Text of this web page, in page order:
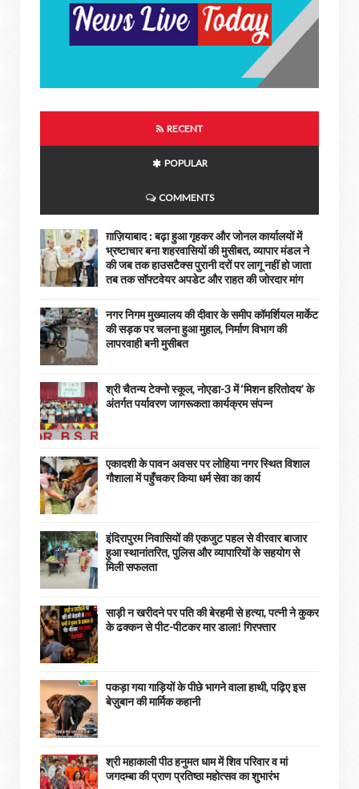
RECENT
POPULAR
COMMENTS
ग़ाज़ियाबाद : बढ़ा हुआ गृहकर और जोनल कार्यालयों में
भ्रष्टाचार बना शहरवासियों की मुसीबत, व्यापार मंडल ने
की जब तक हाउसटैक्स पुरानी दरों पर लागू नहीं हो जाता
तब तक सॉफ्टवेयर अपडेट और राहत की जोरदार मांग
नगर निगम मुख्यालय की दीवार के समीप कॉमर्शियल मार्केट
की सड़क पर चलना हुआ मुहाल, निर्माण विभाग की
लापरवाही बनी मुसीबत
श्री चैतन्य टेक्नो स्कूल, नोएडा-3 में ‘मिशन हरितोदय’ के
अंतर्गत पर्यावरण जागरूकता कार्यक्रम संपन्न
एकादशी के पावन अवसर पर लोहिया नगर स्थित विशाल
गौशाला में पहुँचकर किया धर्म सेवा का कार्य
इंदिरापुरम निवासियों की एकजुट पहल से वीरवार बाजार
हुआ स्थानांतरित, पुलिस और व्यापारियों के सहयोग से
मिली सफलता
साड़ी न खरीदने पर पति की बेरहमी से हत्या, पत्नी ने कुकर
के ढक्कन से पीट-पीटकर मार डाला! गिरफ्तार
पकड़ा गया गाड़ियों के पीछे भागने वाला हाथी, पढ़िए इस
बेज़ुबान की मार्मिक कहानी
श्री महाकाली पीठ हनुमत धाम में शिव परिवार व मां
जगदम्बा की प्राण प्रतिष्ठा महोत्सव का शुभारंभ